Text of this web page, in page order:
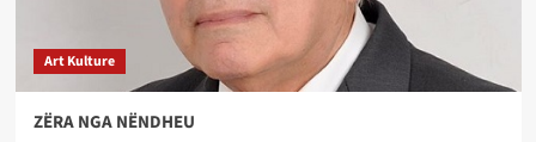
Art Kulture
ZËRA NGA NËNDHEU